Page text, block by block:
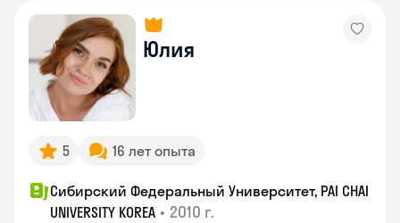
Юлия
5 16 лет опыта
Сибирский Федеральный Университет, PAI CHAI
UNIVERSITY KOREA • 2010 г.